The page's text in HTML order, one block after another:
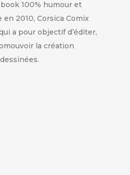
100% humour et
en 2010, Corsica Comix
a pour objectif d’éditer,
la création